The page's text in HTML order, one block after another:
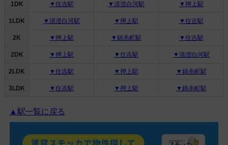
1DK ▼住吉駅 ▼清澄白河駅 ▼押上駅
1LDK ▼清澄白河駅 ▼押上駅 ▼住吉駅
2K ▼押上駅 ▼錦糸町駅 ▼住吉駅
2DK ▼押上駅 ▼住吉駅 ▼清澄白河駅
2LDK ▼住吉駅 ▼押上駅 ▼錦糸町駅
3LDK ▼住吉駅 ▼押上駅 ▼錦糸町駅
▲駅一覧に戻る